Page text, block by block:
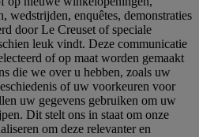
wedstrijden, enquêtes, demonstraties
door Le Creuset of speciale
leuk vindt. Deze communicatie
of op maat worden gemaakt
die we over u hebben, zoals uw
of uw voorkeuren voor
uw gegevens gebruiken om uw
Dit stelt ons in staat om onze
om deze relevanter en